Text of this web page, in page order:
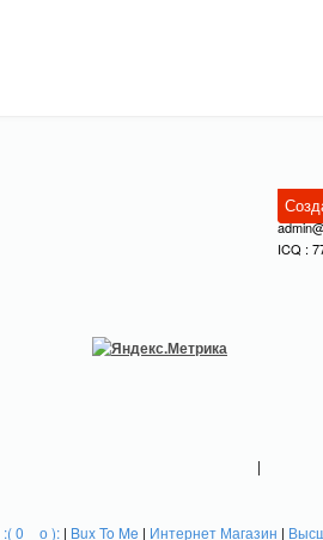
ICQ :
|
:( 0 _ о ):| Bux To Me | Интернет Магазин |